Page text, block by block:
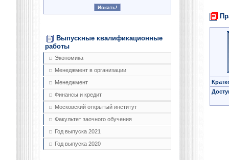
Выпускные квалификационные
работы
Экономика
Менеджмент в организации
Менеджмент
Финансы и кредит
Московский открытый институт
Факультет заочного обучения
Год выпуска 2021
Год выпуска 2020